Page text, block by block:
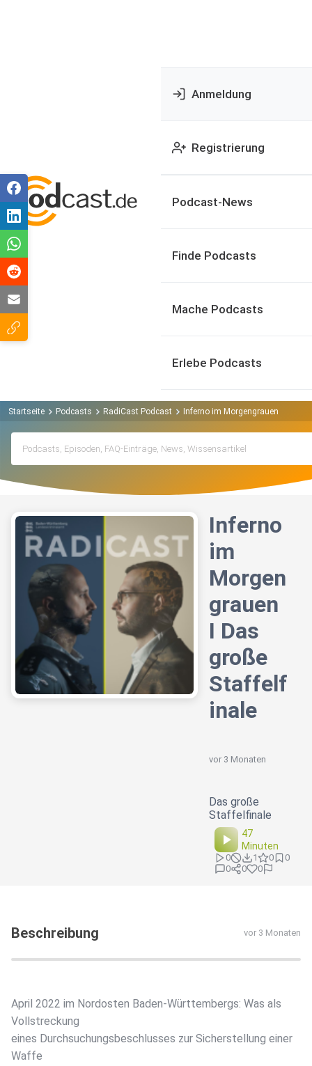
Anmeldung
Registrierung
Podcast-News
Finde Podcasts
Mache Podcasts
Erlebe Podcasts
Startseite Podcasts RadiCast Podcast Inferno im Morgengrauen I Das
Inferno
im
Morgen
grauen
I Das
große
Staffelf
inale
vor 3 Monaten
Das große
Staffelfinale
47
Minuten
0 1 0
0
0
0 0
Beschreibung vor 3 Monaten
April 2022 im Nordosten Baden-Württembergs: Was als
Vollstreckung
eines Durchsuchungsbeschlusses zur Sicherstellung einer
Waffe